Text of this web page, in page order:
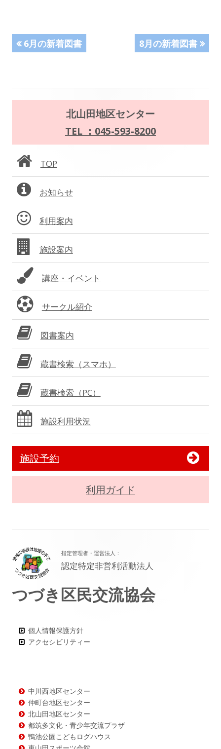
投
ー
シ
ョ
ン
前
6月の新着図書
次
8月の新着図書
ン
サ
イ
ド
バ
ー
北山田地区センター
TEL ：045-593-8200
TOP
お知らせ
利用案内
施設案内
講座・イベント
サークル紹介
図書案内
蔵書検索（スマホ）
蔵書検索（PC）
施設利用状況
施設予約
利用ガイド
ッ
タ
ー・
ン
テ
指定管理者・運営法人：
認定特定非営利活動法人
つづき区民交流協会
個人情報保護方針
アクセシビリティー
中川西地区センター
仲町台地区センター
北山田地区センター
都筑多文化・青少年交流プラザ
鴨池公園こどもログハウス